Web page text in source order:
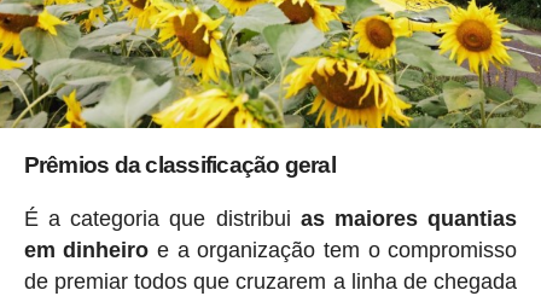
Prêmios da classificação geral
É a categoria que distribui as maiores quantias
em dinheiro e a organização tem o compromisso
de premiar todos que cruzarem a linha de chegada